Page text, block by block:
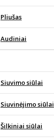
Pliušas
Audiniai
Siuvimo siūlai
Siuvinėjimo siūlai
Šilkiniai siūlai